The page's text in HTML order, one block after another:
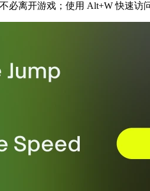
必离开游戏；使用 Alt+W 快速访